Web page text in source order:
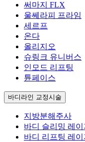
써마지 FLX
울쎄라피 프라임
세르프
온다
올리지오
슈링크 유니버스
인모드 리프팅
튠페이스
바디라인 교정시술
지방분해주사
바디 슬리밍 레이
바디 리프팅 레이